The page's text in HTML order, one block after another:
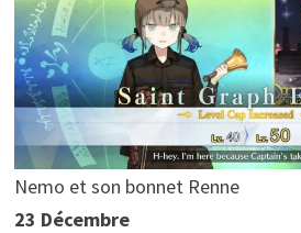
Nemo et son bonnet Renne
23 Décembre